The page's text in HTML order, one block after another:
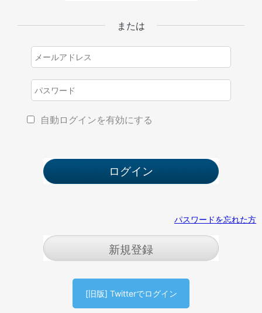
または
自動ログインを有効にする
パスワードを忘れた方
新規登録
[旧版] Twitterでログイン